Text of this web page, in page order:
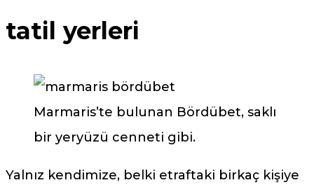
tatil yerleri
Marmaris’te bulunan Bördübet, saklı
bir yeryüzü cenneti gibi.
Yalnız kendimize, belki etraftaki birkaç kişiye